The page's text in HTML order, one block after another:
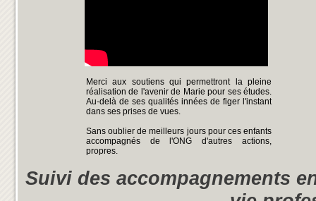
Merci aux soutiens qui permettront la pleine
réalisation de l'avenir de Marie pour ses études.
Au-delà de ses qualités innées de figer l'instant
dans ses prises de vues.
Sans oublier de meilleurs jours pour ces enfants
accompagnés de l'ONG d'autres actions,
propres.
Suivi des accompagnements